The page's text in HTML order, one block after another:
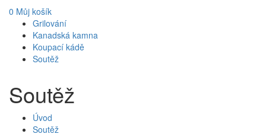
0 Můj košík
Grilování
Kanadská kamna
Koupací kádě
Soutěž
Soutěž
Úvod
Soutěž